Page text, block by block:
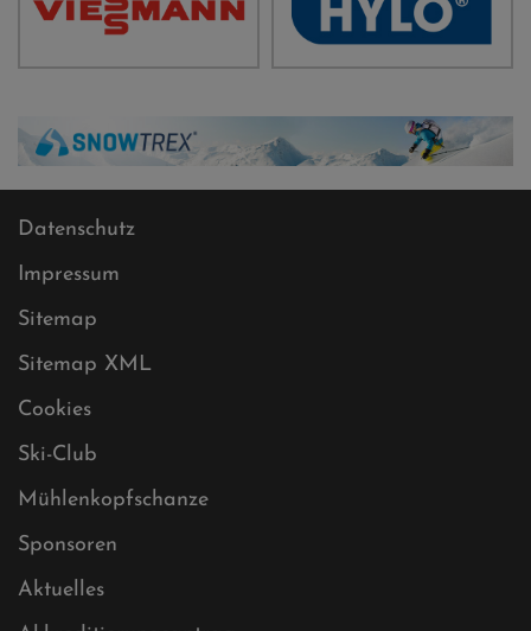
Datenschutz
Impressum
Sitemap
Sitemap XML
Cookies
Ski-Club
Mühlenkopfschanze